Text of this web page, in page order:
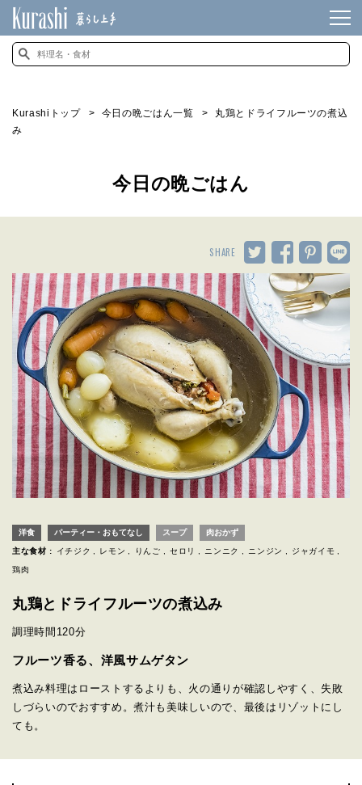
Kurashiトップ 今日の晩ごはん一覧
丸鶏とドライフルーツの煮込
み
今日の晩ごはん
SHARE
洋食 パーティー・おもてなし スープ 肉おかず
主な食材 : イチジク レモン りんご セロリ ニンニク ニンジン ジャガイモ
鶏肉
丸鶏とドライフルーツの煮込み
調理時間 120分
フルーツ香る、洋風サムゲタン
煮込み料理はローストするよりも、火の通りが確認しやすく、失敗
しづらいのでおすすめ。煮汁も美味しいので、最後はリゾットにし
ても。